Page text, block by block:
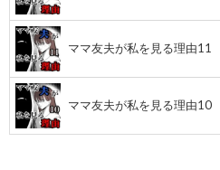
ママ友夫が私を見る理由11
ママ友夫が私を見る理由10